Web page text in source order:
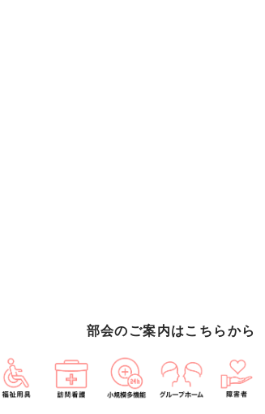
部会のご案内はこちらから